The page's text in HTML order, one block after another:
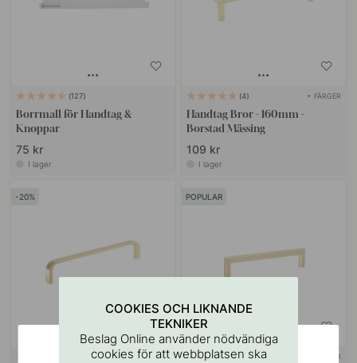
127
Borrmall för Handtag &
Knoppar
75 kr
I lager
4 + FÄRGER
Handtag Bror - 160mm -
Borstad Mässing
109 kr
I lager
20
+ FÄRGER
POPULAR
45 + LÄNGDER
COOKIES OCH LIKNANDE
TEKNIKER
Beslag Online använder nödvändiga
cookies för att webbplatsen ska